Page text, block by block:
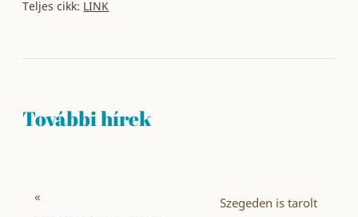
Teljes cikk: LINK
További hírek
«
Szegeden is tarolt